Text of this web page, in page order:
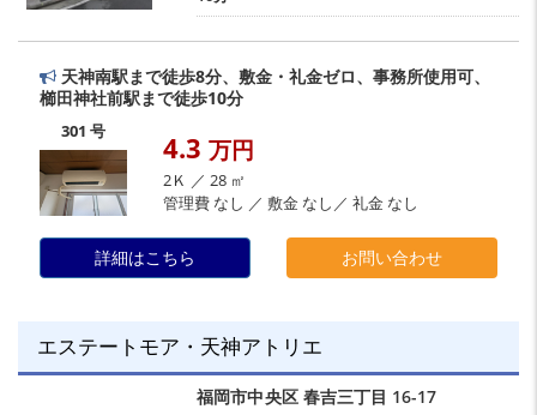
天神南駅まで徒歩8分、敷金・礼金ゼロ、事務所使用可、
櫛田神社前駅まで徒歩10分
301 号 4.3 万円
2Ｋ ／ 28 ㎡
管理費 なし ／ 敷金 なし／ 礼金 なし
詳細はこちら お問い合わせ
エステートモア・天神アトリエ
福岡市中央区 春吉三丁目 16-17